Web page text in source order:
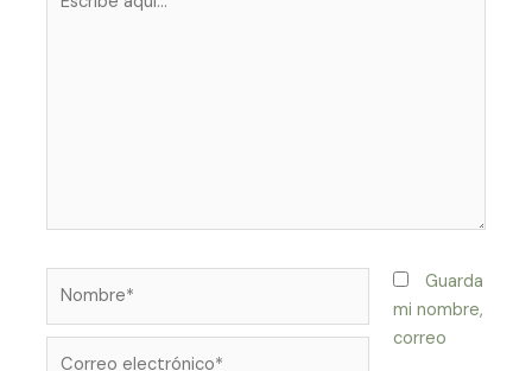
aquí...
Guarda
mi nombre,
correo